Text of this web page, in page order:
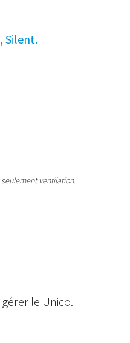
Silent.
ventilation.
le Unico.